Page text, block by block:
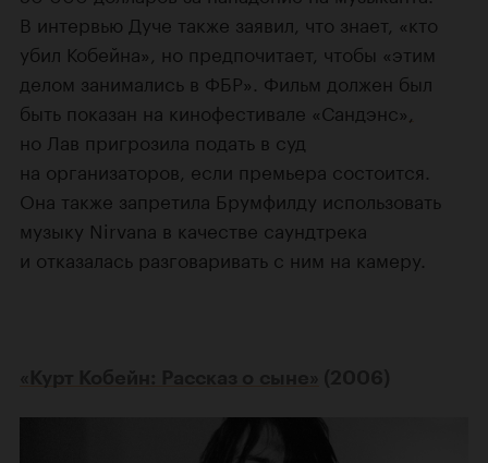
В интервью Дуче также заявил, что знает, «кто
убил Кобейна», но предпочитает, чтобы «этим
делом занимались в ФБР». Фильм должен был
быть показан на кинофестивале «Сандэнс»
но Лав пригрозила подать в суд
на организаторов, если премьера состоится.
Она также запретила Брумфилду использовать
музыку Nirvana в качестве саундтрека
и отказалась разговаривать с ним на камеру.